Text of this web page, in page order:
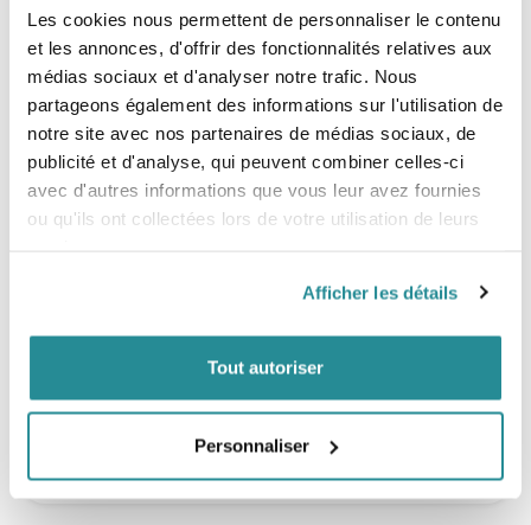
Les cookies nous permettent de personnaliser le contenu
et les annonces, d'offrir des fonctionnalités relatives aux
médias sociaux et d'analyser notre trafic. Nous
partageons également des informations sur l'utilisation de
notre site avec nos partenaires de médias sociaux, de
publicité et d'analyse, qui peuvent combiner celles-ci
avec d'autres informations que vous leur avez fournies
ou qu'ils ont collectées lors de votre utilisation de leurs
Afficher les détails
Tout autoriser
Personnaliser
- Construction en Cordura 600D robuste et légère
- Fermetures éclair YKK pour une sécurité renforcée
- Boucle extérieure Multiband™
- Panneau inférieur rembourré 20 mm
- Forme arquée exclusive VEIA pour réduire les points de
pression
- Sangle d’épaule rembourrée